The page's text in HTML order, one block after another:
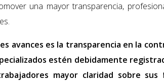
una mayor transparencia,
avances es la transparencia en la
estén debidamente
mayor claridad sobre sus